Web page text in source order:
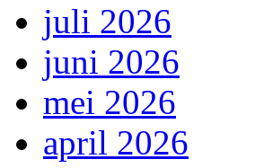
juli 2026
juni 2026
mei 2026
april 2026